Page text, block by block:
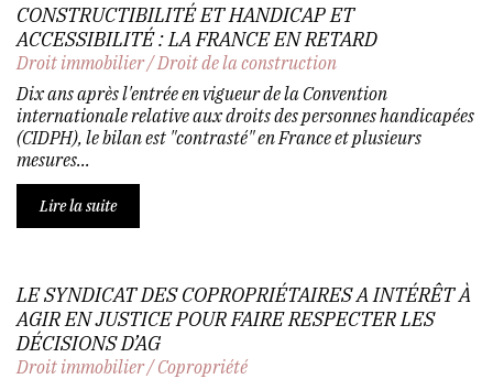
CONSTRUCTIBILITÉ ET HANDICAP ET
ACCESSIBILITÉ : LA FRANCE EN RETARD
Droit immobilier/Droit de la construction
Dix ans après l'entrée en vigueur de la Convention
internationale relative aux droits des personnes handicapées
(CIDPH), le bilan est "contrasté" en France et plusieurs
mesures...
Lire la suite
LE SYNDICAT DES COPROPRIÉTAIRES A INTÉRÊT À
AGIR EN JUSTICE POUR FAIRE RESPECTER LES
DÉCISIONS D’AG
Droit immobilier/Copropriété